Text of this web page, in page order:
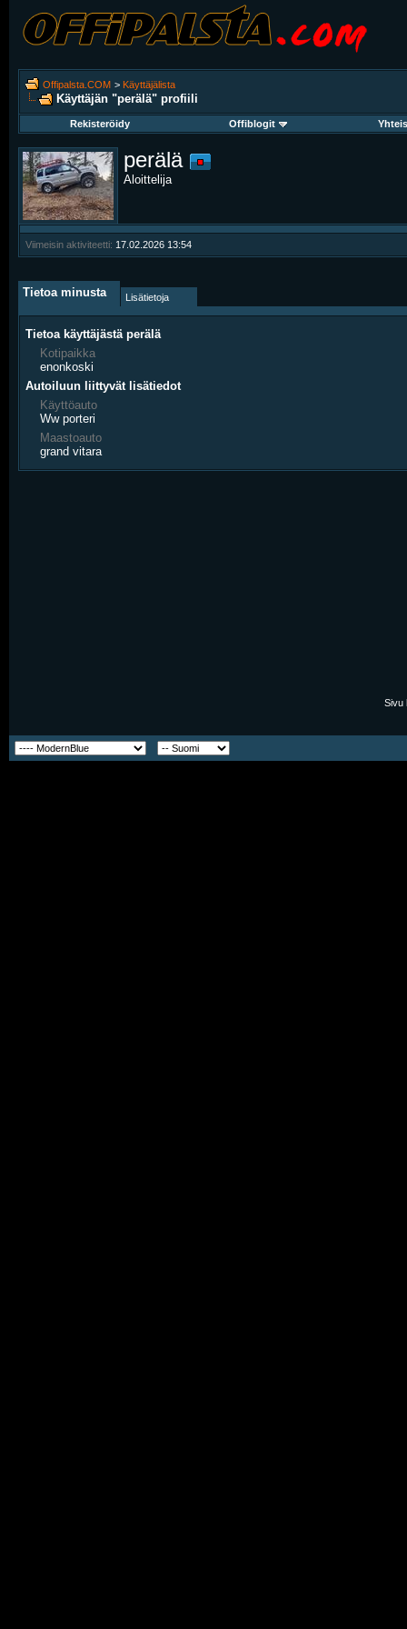
Offipalsta.COM > Käyttäjälista
Käyttäjän "perälä" profiili
Rekisteröidy Offiblogit
perälä
Aloittelija
Viimeisin aktiviteetti: 17.02.2026 13:54
Tietoa minusta Lisätietoja
Tietoa käyttäjästä perälä
Kotipaikka
enonkoski
Autoiluun liittyvät lisätiedot
Käyttöauto
Ww porteri
Maastoauto
grand vitara
Sivu